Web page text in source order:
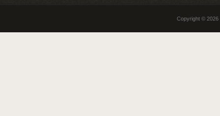
Copyright © 2026